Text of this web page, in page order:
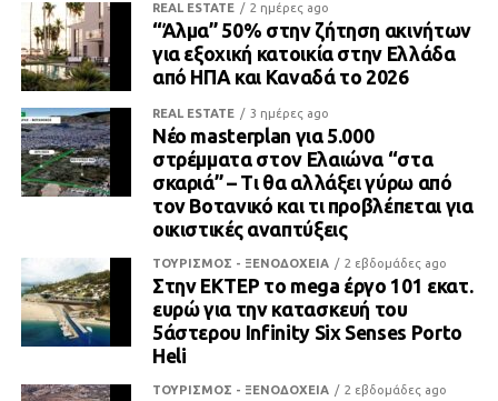
REAL ESTATE 2 ημέρες ago
“Άλμα” 50% στην ζήτηση ακινήτων
για εξοχική κατοικία στην Ελλάδα
από ΗΠΑ και Καναδά το 2026
REAL ESTATE 3 ημέρες ago
Νέο masterplan για 5.000
στρέμματα στον Ελαιώνα “στα
σκαριά” – Τι θα αλλάξει γύρω από
τον Βοτανικό και τι προβλέπεται για
οικιστικές αναπτύξεις
ΤΟΥΡΙΣΜΟΣ - ΞΕΝΟΔΟΧΕΙΑ 2 εβδομάδες ago
Στην ΕΚΤΕΡ το mega έργο 101 εκατ.
ευρώ για την κατασκευή του
5άστερου Infinity Six Senses Porto
Heli
ΤΟΥΡΙΣΜΟΣ - ΞΕΝΟΔΟΧΕΙΑ 2 εβδομάδες ago